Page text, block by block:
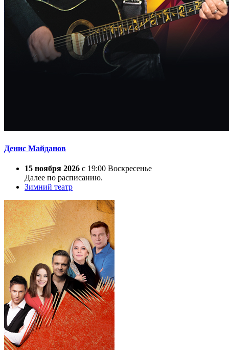
Денис Майданов
15 ноября 2026 с 19:00 Воскресенье
Далее по расписанию.
Зимний театр